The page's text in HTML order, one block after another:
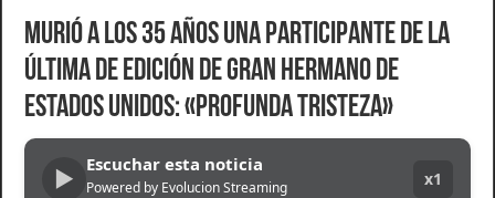
Murió a los 35 años una participante de la
última de edición de Gran Hermano de
Estados Unidos: «Profunda tristeza»
▶ Escuchar esta noticia
Powered by Evolucion Streaming x1